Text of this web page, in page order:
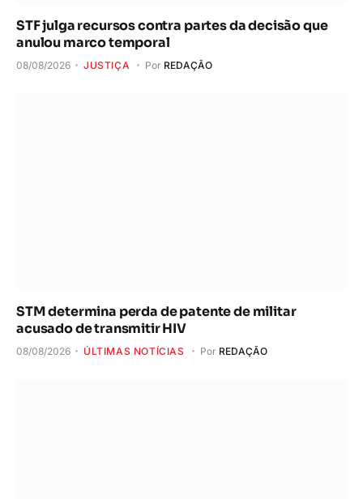
STF julga recursos contra partes da decisão que
anulou marco temporal
08/08/2026 JUSTIÇA Por REDAÇÃO
STM determina perda de patente de militar
acusado de transmitir HIV
08/08/2026 ÚLTIMAS NOTÍCIAS Por REDAÇÃO